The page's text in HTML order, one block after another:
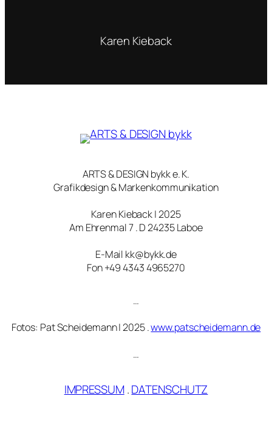
Karen Kieback
ARTS & DESIGN bykk e. K.
Grafikdesign & Markenkommunikation
Karen Kieback | 2025
Am Ehrenmal 7 . D 24235 Laboe
E-Mail kk@bykk.de
Fon +49 4343 4965270
…
Fotos: Pat Scheidemann | 2025 .www.patscheidemann.de
…
IMPRESSUM.DATENSCHUTZ